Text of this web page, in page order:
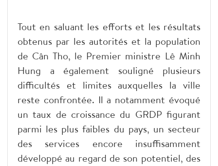
Tout en saluant les efforts et les résultats
obtenus par les autorités et la population
de Cân Tho, le Premier ministre Lê Minh
Hung a également souligné plusieurs
difficultés et limites auxquelles la ville
reste confrontée. Il a notamment évoqué
un taux de croissance du GRDP figurant
parmi les plus faibles du pays, un secteur
des services encore insuffisamment
développé au regard de son potentiel, des